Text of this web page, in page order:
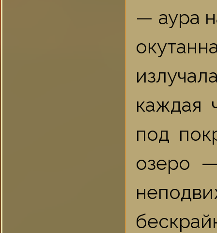
— аура
каждая
под
озеро